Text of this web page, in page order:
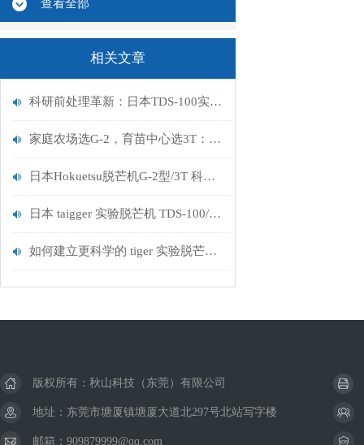
查看全部
相关文章
科研前处理革新：日本TDS-100实验脱芒机如何重塑稻作研究标准
家庭农场选G-2，育苗中心选3T：日本北越两款脱芒机参数全解析
日本Hokuetsu脱芒机G-2型/3T 科研量产双适配 高效无损脱芒选择
日本 taigger 实验脱芒机 TDS-100/TDS-200 在稻谷科研及品质检测中的应用
如何建立更科学的 tiger 实验脱芒机TDS-100清洁与维护制度以减少故障发生
版权所有：秋山科技（东莞）有限公司
地址：东莞市塘厦镇塘厦大道北297号北站写字楼
邮箱：909879999@qq.com